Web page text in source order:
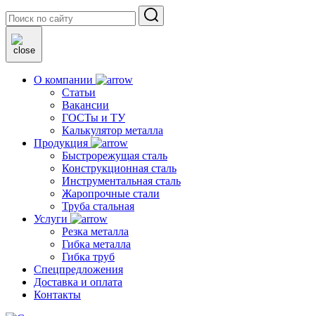
О компании
Статьи
Вакансии
ГОСТы и ТУ
Калькулятор металла
Продукция
Быстрорежущая сталь
Конструкционная сталь
Инструментальная сталь
Жаропрочные стали
Труба стальная
Услуги
Резка металла
Гибка металла
Гибка труб
Спецпредложения
Доставка и оплата
Контакты